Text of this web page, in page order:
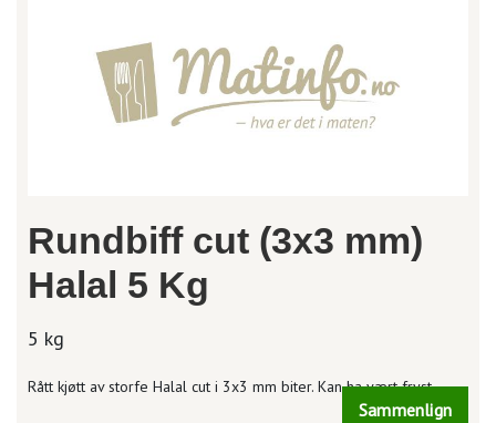
Rundbiff cut (3x3 mm)
Halal 5 Kg
5 kg
Rått kjøtt av storfe Halal cut i 3x3 mm biter. Kan ha vært fryst.
Sammenlign